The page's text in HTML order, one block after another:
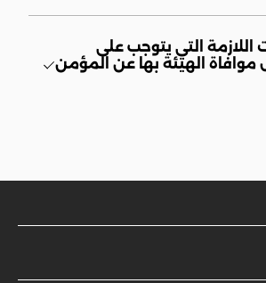
اللازمة التي يتوجب على
الهيئة بها عن المؤمن